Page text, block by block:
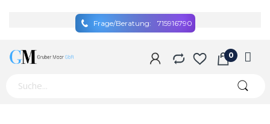
Frage/Beratung: 715916790